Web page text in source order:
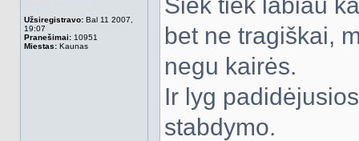
Užsiregistravo: Bal 11 2007,
19:07
Pranešimai: 10951
Miestas: Kaunas
bet ne tragiškai,
negu kairės.
Ir lyg
stabdymo.